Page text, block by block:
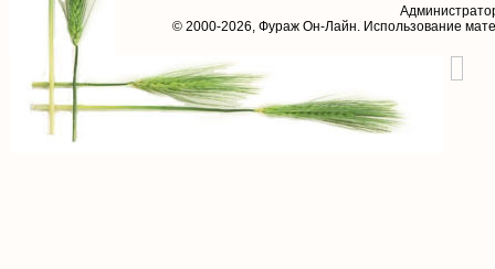
© 2000-2026, Фураж Он-Лайн. Использование